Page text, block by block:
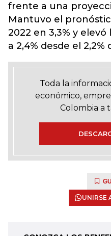
frente a una
Mantuvo el
2022 en 3,3% y
a 2,4% desde el 2,2%
Toda la
económico,
Colombia a
UNIRSE